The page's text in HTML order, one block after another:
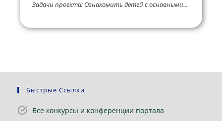
Задачи проекта: Ознакомить детей с основными...
Быстрые Ссылки
Все конкурсы и конференции портала